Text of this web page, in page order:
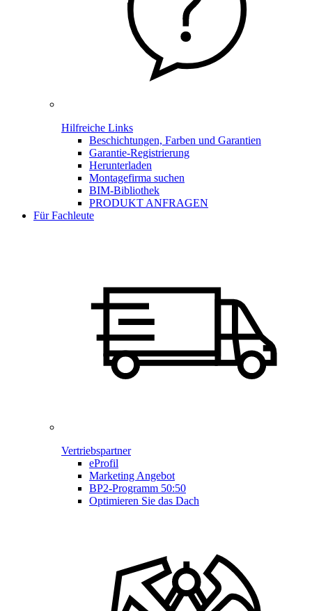
Hilfreiche Links
Beschichtungen, Farben und Garantien
Garantie-Registrierung
Herunterladen
Montagefirma suchen
BIM-Bibliothek
PRODUKT ANFRAGEN
Für Fachleute
Vertriebspartner
eProfil
Marketing Angebot
BP2-Programm 50:50
Optimieren Sie das Dach